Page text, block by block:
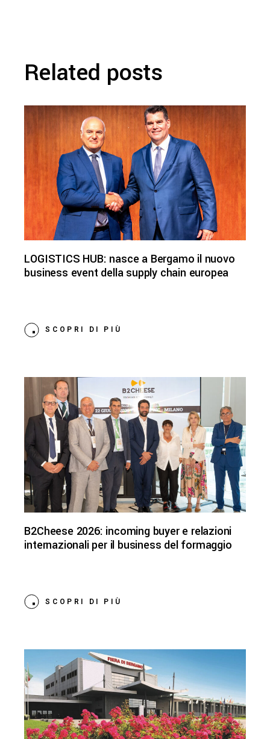
Related posts
LOGISTICS HUB: nasce a Bergamo il nuovo
business event della supply chain europea
SCOPRI DI PIÙ
B2Cheese 2026: incoming buyer e relazioni
internazionali per il business del formaggio
SCOPRI DI PIÙ